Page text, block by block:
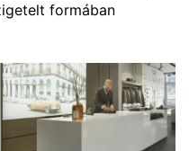
formában